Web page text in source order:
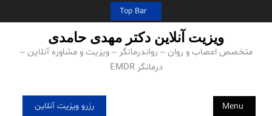
to
Top Bar
ویزیت آنلاین دکتر مهدی حامدی
متخصص اعصاب و روان – رواندرمانگر – ویزیت و مشاوره آنلاین –
درمانگر EMDR
Menu رزرو ویزیت آنلاین